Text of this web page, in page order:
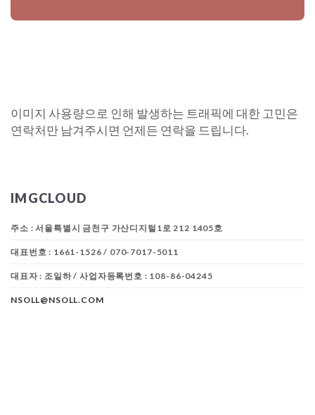
이미지 사용량으로 인해 발생하는 트래픽에 대한 고민은
연락처만 남겨주시면 언제든 연락을 드립니다.
IMGCLOUD
주소 : 서울특별시 금천구 가산디지털1로 212 1405호
대표번호 : 1661-1526 / 070-7017-5011
대표자 : 조일하 / 사업자등록번호 : 108-86-04245
NSOLL@NSOLL.COM